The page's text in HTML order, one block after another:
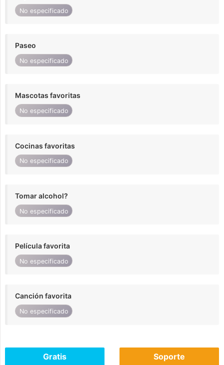
No especificado
Paseo
No especificado
Mascotas favoritas
No especificado
Cocinas favoritas
No especificado
Tomar alcohol?
No especificado
Película favorita
No especificado
Canción favorita
No especificado
Gratis Soporte